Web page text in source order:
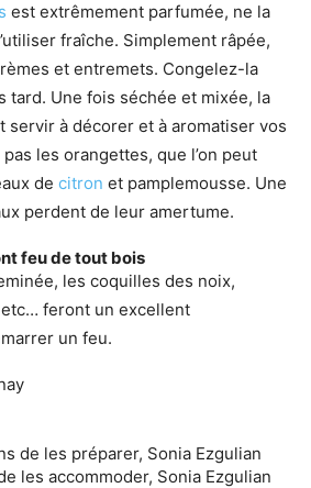
est extrêmement parfumée, ne la
fraîche. Simplement râpée,
et entremets. Congelez-la
tard. Une fois séchée et mixée, la
servir à décorer et à aromatiser vos
les orangettes, que l’on peut
de citron et pamplemousse. Une
perdent de leur amertume.
feu de tout bois
les coquilles des noix,
feront un excellent
un feu.
de les préparer, Sonia Ezgulian
les accommoder, Sonia Ezgulian